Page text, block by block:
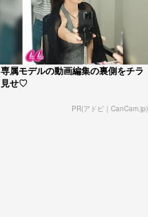
専属モデルの動画編集の裏側をチラ
見せ♡
PR(アドビ｜CanCam.jp)